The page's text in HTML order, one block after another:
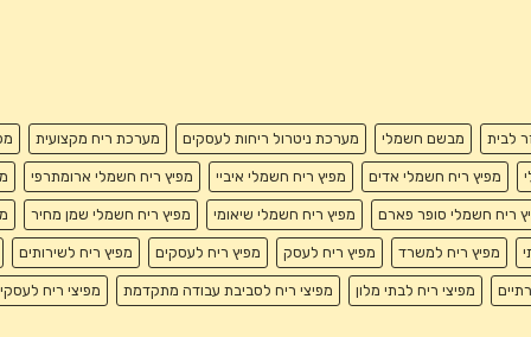
לבית מבשם חשמלי מערכת ניטרול ריחות לעסקים מערכת ריח מקצועית
מפיץ ריח חשמלי אדים מפיץ ריח חשמלי איביי מפיץ ריח חשמלי ארומתרפי
ריח חשמלי סופר פארם מפיץ ריח חשמלי שיאומי מפיץ ריח חשמלי שמן מחיר
מפיץ ריח למשרד מפיץ ריח לעסק מפיץ ריח לעסקים מפיץ ריח לשירותים
מפיצי ריח לבתי מלון מפיצי ריח לסביבת עבודה מתקדמת מפיצי ריח